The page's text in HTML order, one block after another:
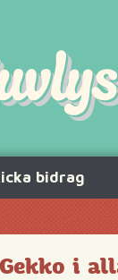
bidrag
i